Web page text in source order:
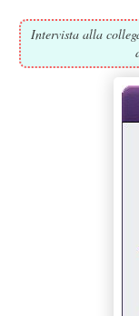
Intervista alla